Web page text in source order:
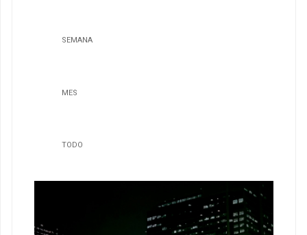
SEMANA
MES
TODO